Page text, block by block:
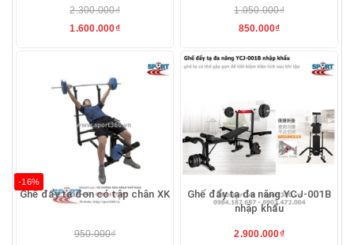
2.300.000₫
1.600.000₫
1.050.000₫
850.000₫
-16%
Ghế đẩy tạ đơn có tập chân XK
950.000₫
Ghế đẩy tạ đa năng YCJ-001B
nhập khẩu
2.900.000₫